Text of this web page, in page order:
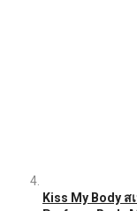
Kiss My Body